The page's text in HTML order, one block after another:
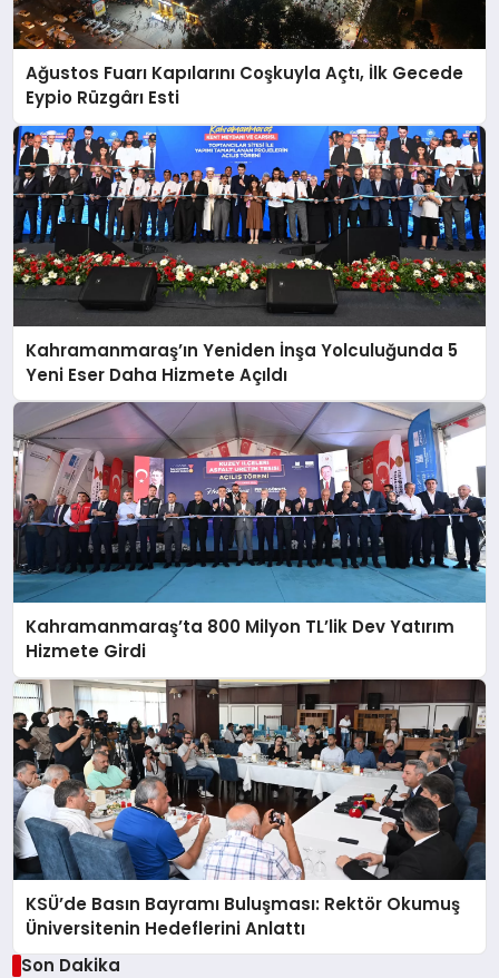
Ağustos Fuarı Kapılarını Coşkuyla Açtı, İlk Gecede
Eypio Rüzgârı Esti
Kahramanmaraş’ın Yeniden İnşa Yolculuğunda 5
Yeni Eser Daha Hizmete Açıldı
Kahramanmaraş’ta 800 Milyon TL’lik Dev Yatırım
Hizmete Girdi
KSÜ’de Basın Bayramı Buluşması: Rektör Okumuş
Üniversitenin Hedeflerini Anlattı
Son Dakika